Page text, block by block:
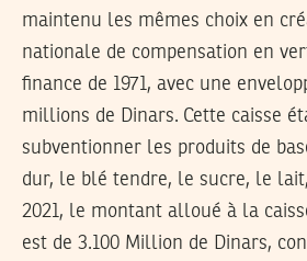
maintenu les mêmes choix en
nationale de compensation en
finance de 1971, avec une
millions de Dinars. Cette caisse
subventionner les produits de
dur, le blé tendre, le sucre, le
2021, le montant alloué à la
est de 3.100 Million de Dinars,